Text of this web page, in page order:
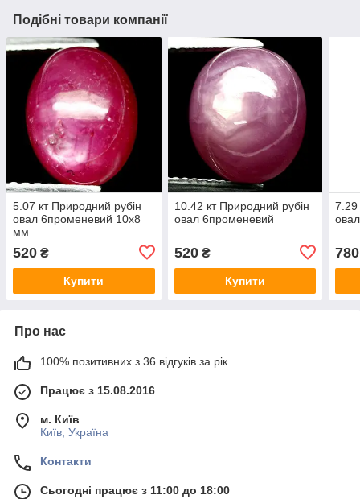
Подібні товари компанії
5.07 кт Природний рубін
овал 6променевий 10х8
мм
520 ₴
Купити
10.42 кт Природний рубін
овал 6променевий
520₴
Купити
7.29
780
Про нас
100% позитивних з 36 відгуків за рік
Працює з 15.08.2016
м. Київ
Київ, Україна
Контакти
Сьогодні працює з 11:00 до 18:00